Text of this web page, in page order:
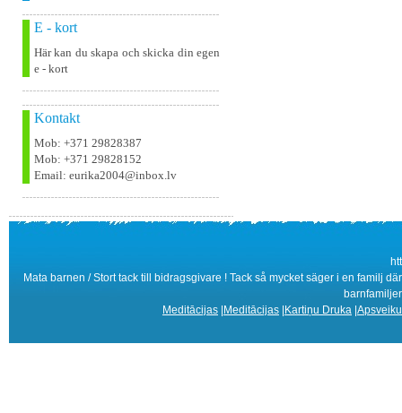
E - kort
Här kan du skapa och skicka din egen
e - kort
Kontakt
Mob: +371 29828387
Mob: +371 29828152
Email: eurika2004@inbox.lv
Mata barnen / Stort tack till bidragsgivare ! Tack så mycket säger i en familj
Meditācijas Meditācijas Kartiņu Druka